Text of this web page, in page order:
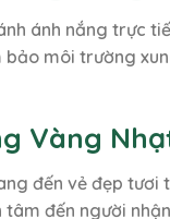
ánh nắng trực
môi trường
Vàng Nhạt
đến vẻ đẹp
đến người